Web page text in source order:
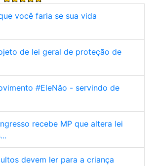
você faria se sua vida
de lei geral de proteção de
#EleNão - servindo de
recebe MP que altera lei
devem ler para a criança